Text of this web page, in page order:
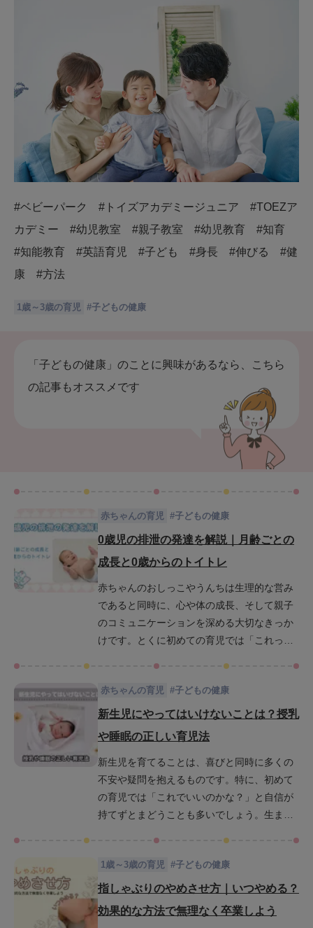
#ベビーパーク #トイズアカデミージュニア #TOEZア
カデミー #幼児教室 #親子教室 #幼児教育 #知育
#知能教育 #英語育児 #子ども #身長 #伸びる #健
康 #方法
1歳～3歳の育児 #子どもの健康
「子どもの健康」のことに興味があるなら、こちら
の記事もオススメです
赤ちゃんの育児 #子どもの健康
0歳児の排泄の発達を解説｜月齢ごとの
成長と0歳からのトイトレ
赤ちゃんのおしっこやうんちは生理的な営み
であると同時に、心や体の成長、そして親子
のコミュニケーションを深める大切なきっか
けです。とくに初めての育児では「これって
せん。この記事では、赤ちゃんの排泄やトイ
レにまつわる変化を月齢ごとに紹介しなが
ら、0歳から始められる無理のないトイトレ
（トイレトレーニング）の進め方もわかりや
すく解説します。お世話の中で見えてくる成
長のサインに気づき、毎日の育児をもっと楽
しく、前向きに過ごすためのヒントをお届け
します。
赤ちゃんの育児 #子どもの健康
新生児にやってはいけないことは？授乳
や睡眠の正しい育児法
新生児を育てることは、喜びと同時に多くの
不安や疑問を抱えるものです。特に、初めて
の育児では「これでいいのかな？」と自信が
持てずとまどうことも多いでしょう。生まれ
あります。この記事では、新生児の授乳や睡
眠において特に注意すべきポイントと、やっ
てはいけない危険行動について具体的に解説
します。育児の基本をわかりやすく押さえな
1歳～3歳の育児 #子どもの健康
指しゃぶりのやめさせ方｜いつやめる？
効果的な方法で無理なく卒業しよう